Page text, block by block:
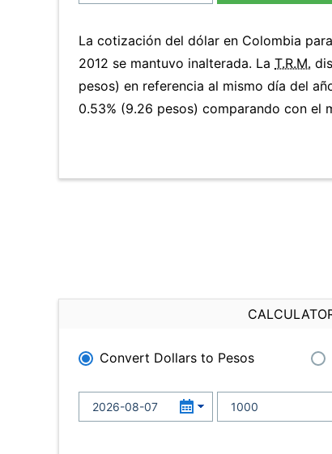
La cotización del dólar en Colombia
2012 se mantuvo inalterada. La T.R.M.
pesos) en referencia al mismo día del
0.53% (9.26 pesos) comparando con el
Convert Dollars to Pesos